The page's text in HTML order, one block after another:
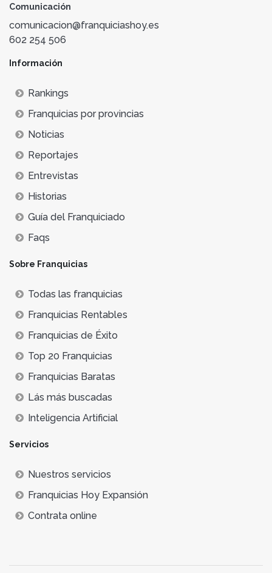
Comunicación
comunicacion@franquiciashoy.es
602 254 506
Información
Rankings
Franquicias por provincias
Noticias
Reportajes
Entrevistas
Historias
Guía del Franquiciado
Faqs
Sobre Franquicias
Todas las franquicias
Franquicias Rentables
Franquicias de Éxito
Top 20 Franquicias
Franquicias Baratas
Lás más buscadas
Inteligencia Artificial
Servicios
Nuestros servicios
Franquicias Hoy Expansión
Contrata online